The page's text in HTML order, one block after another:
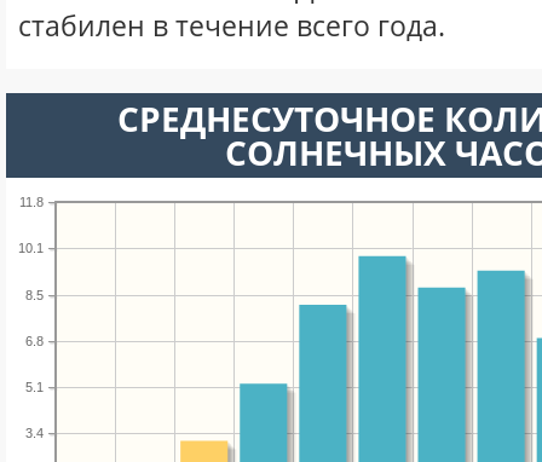
стабилен в течение всего года.
СРЕДНЕСУТОЧНОЕ
СОЛНЕЧНЫХ
3.4
5.1
6.8
8.5
10.1
11.8